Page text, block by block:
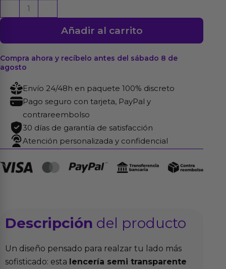
Chemise
Flawless
Negro
cantidad
Añadir al carrito
Compra ahora y recíbelo antes del sábado 8 de
agosto
Envío 24/48h en paquete 100% discreto
Pago seguro con tarjeta, PayPal y
contrareembolso
30 días de garantía de satisfacción
Atención personalizada y confidencial
Descripción del producto
Un diseño pensado para realzar tu lado más
sofisticado: esta lencería semi transparente